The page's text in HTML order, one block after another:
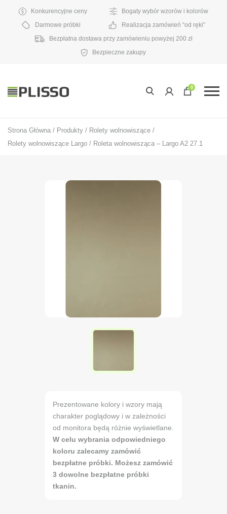
Konkurencyjne ceny
Bogaty wybór wzorów i kolorów
Darmowe próbki
Realizacja zamówień “od ręki”
Bezpłatna dostawa przy zamówieniu powyżej 200 zł
Bezpieczne zakupy
0
Strona Główna / Produkty / Rolety wolnowiszące /
Rolety wolnowiszące Largo / Roleta wolnowisząca – Largo A2 27.1
Prezentowane kolory i wzory mają
charakter poglądowy i w zależności
od monitora będą różnie wyświetlane.
W celu wybrania odpowiedniego
koloru zalecamy zamówić
bezpłatne próbki. Możesz zamówić
3 dowolne bezpłatne próbki
tkanin.